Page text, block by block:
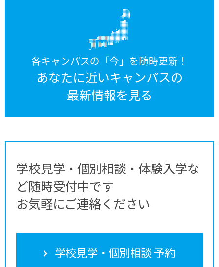
各キャンパスの「今」を随時更新！
あなたに近いキャンパスの
最新情報を見る
学校見学・個別相談・体験入学な
ど随時受付中です
お気軽にご連絡ください
学校見学・個別相談 予約